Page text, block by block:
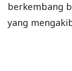
berkembang
yang